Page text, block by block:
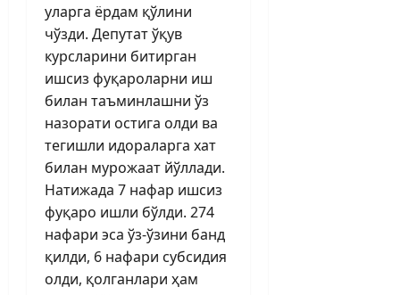
уларга ёрдам қўлини
чўзди. Депутат ўқув
курсларини битирган
ишсиз фуқароларни иш
билан таъминлашни ўз
назорати остига олди ва
тегишли идораларга хат
билан мурожаат йўллади.
Натижада 7 нафар ишсиз
фуқаро ишли бўлди. 274
нафари эса ўз-ўзини банд
қилди, 6 нафари субсидия
олди, қолганлари ҳам